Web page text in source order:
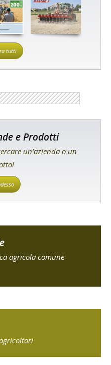
tutti
e Prodotti
un'azienda o un
agricola comune